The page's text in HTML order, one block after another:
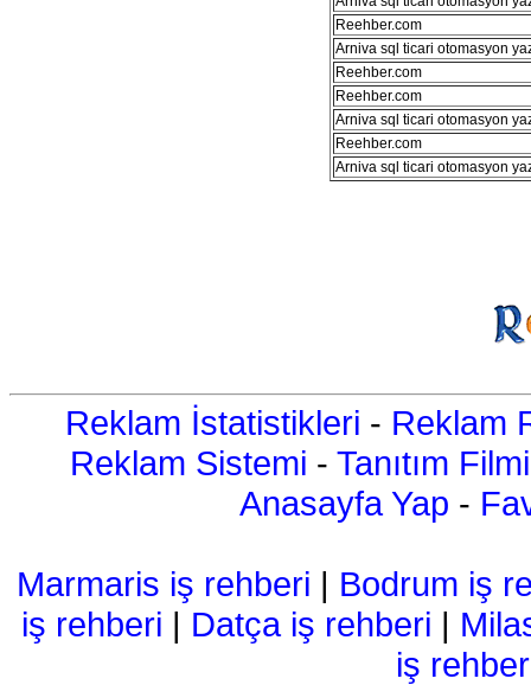
Reehber.com
Arniva sql ticari otomasyon
Reehber.com
Reehber.com
Arniva sql ticari otomasyon
Reehber.com
Arniva sql ticari otomasyon
Reklam İstatistikleri - Reklam
Reklam Sistemi - Tanıtım Filmi
Anasayfa Yap -
Marmaris iş rehberi | Bodrum iş
iş rehberi | Datça iş rehberi |
iş